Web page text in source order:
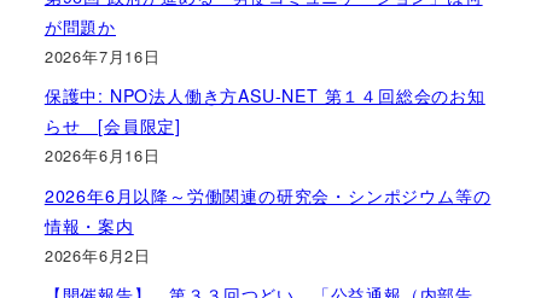
が問題か
2026年7月16日
保護中: NPO法人働き方ASU-NET 第１４回総会のお知
らせ [会員限定]
2026年6月16日
2026年6月以降～労働関連の研究会・シンポジウム等の
情報・案内
2026年6月2日